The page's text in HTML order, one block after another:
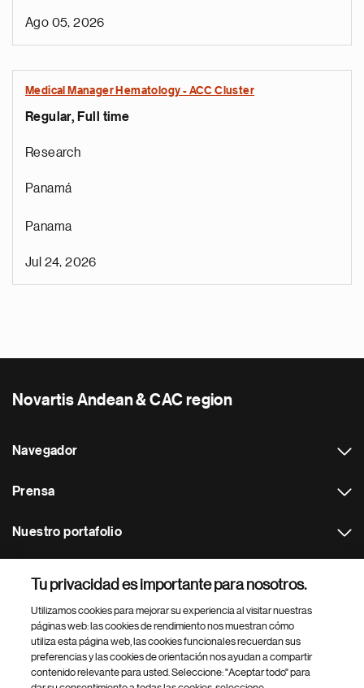
Ago 05, 2026
Medical Manager Hematology - ACC Cluster
Regular, Full time
Research
Panamá
Panama
Jul 24, 2026
Novartis Andean & CAC region
Navegador
Prensa
Nuestro portafolio
Footer Site Search
Tu privacidad es importante para nosotros.
Utilizamos cookies para mejorar su experiencia al visitar nuestras
páginas web: las cookies de rendimiento nos muestran cómo
utiliza esta página web, las cookies funcionales recuerdan sus
preferencias y las cookies de orientación nos ayudan a compartir
contenido relevante para usted. Seleccione: "Aceptar todo" para